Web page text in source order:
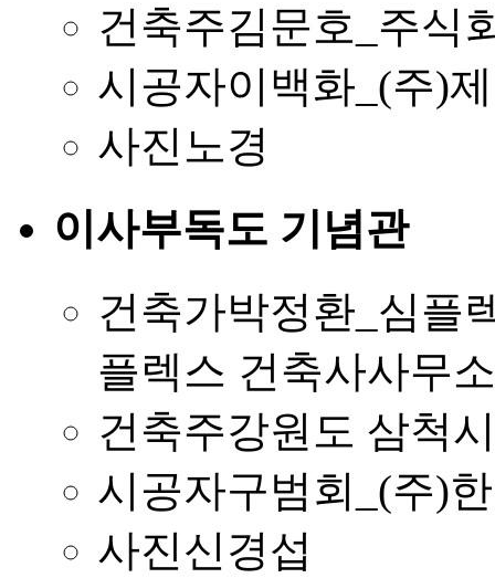
건축주김문호_주식
시공자이백화_(주)
사진 노경
이사부독도 기념관
건축가박정환_심플
플렉스 건축사사무소
건축주강원도 삼척시
시공자구범회_(주)
사진신경섭